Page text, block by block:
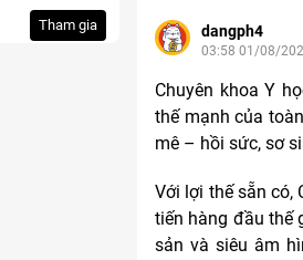
Tham gia dangph4
03:58 01/08/
Chuyên khoa Y
thế mạnh của
mê – hồi sức, sơ
Với lợi thế sẵn có,
tiến hàng đầu thế
sản và siêu âm